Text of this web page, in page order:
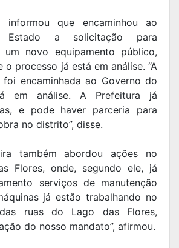
informou que encaminhou ao
Estado a solicitação para
novo equipamento público,
o processo já está em análise. “A
foi encaminhada ao Governo do
em análise. A Prefeitura já
e pode haver parceria para
no distrito”, disse.
também abordou ações no
Flores, onde, segundo ele, já
serviços de manutenção
já estão trabalhando no
ruas do Lago das Flores,
do nosso mandato”, afirmou.